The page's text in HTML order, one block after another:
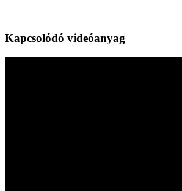
Kapcsolódó videóanyag